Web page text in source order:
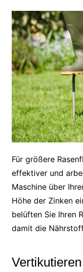
Für größere
effektiver und
Maschine über
Höhe der Zinken
belüften Sie Ihren
damit die